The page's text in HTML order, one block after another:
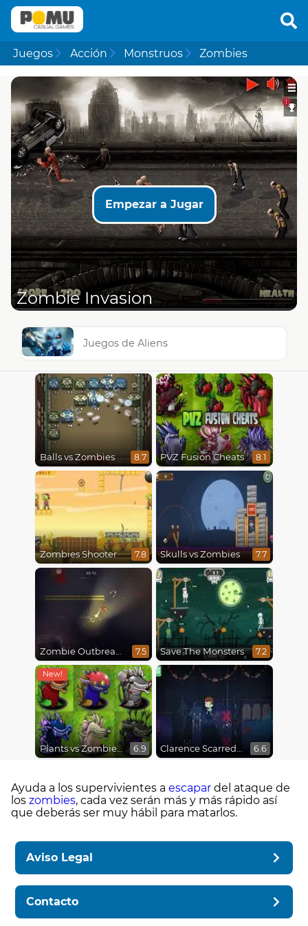
Juegos Acción Monstruos Zombies
Empezar a Jugar
Zombie Invasion
Juegos de Aliens
Balls vs Zombies 8.7 PVZ Fusion Cheats 8.1
Zombies Shooter 7.8 Skulls vs Zombies 7.7
Zombie Outbreak Arena 7.5 Save The Monsters 7.2
Plants vs Zombies Fusion Mode 6.9 Clarence Scarred Silly 6.6
Ayuda a los supervivientes a escapar del ataque de
los zombies, cada vez serán más y más rápido así
que deberás ser muy hábil para matarlos.
Aviso Legal
Contacto